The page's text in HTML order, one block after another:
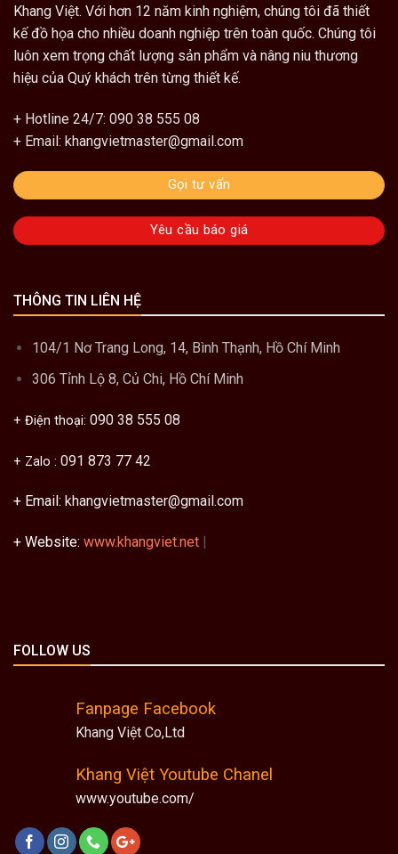
Khang Việt. Với hơn 12 năm kinh nghiệm, chúng tôi đã thiết
kế đồ họa cho nhiều doanh nghiệp trên toàn quốc. Chúng tôi
luôn xem trọng chất lượng sản phẩm và nâng niu thương
hiệu của Quý khách trên từng thiết kế.
+ Hotline 24/7: 090 38 555 08
+ Email: khangvietmaster@gmail.com
Gọi tư vấn
Yêu cầu báo giá
THÔNG TIN LIÊN HỆ
104/1 Nơ Trang Long, 14, Bình Thạnh, Hồ Chí Minh
306 Tỉnh Lộ 8, Củ Chi, Hồ Chí Minh
+ Điện thoại: 090 38 555 08
+ Zalo : 091 873 77 42
+ Email: khangvietmaster@gmail.com
+ Website: www.khangviet.net |
FOLLOW US
Fanpage Facebook
Khang Việt Co,Ltd
Khang Việt Youtube Chanel
www.youtube.com/